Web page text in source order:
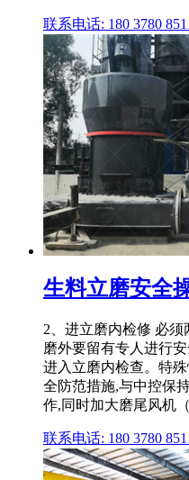
联系电话: 180 3780
生料立磨安全
2、进立磨内检修 必
磨外要留有专人进行
进入立磨内检查。特
全防范措施,与中控保
作,同时加大磨尾风机
联系电话: 180 3780